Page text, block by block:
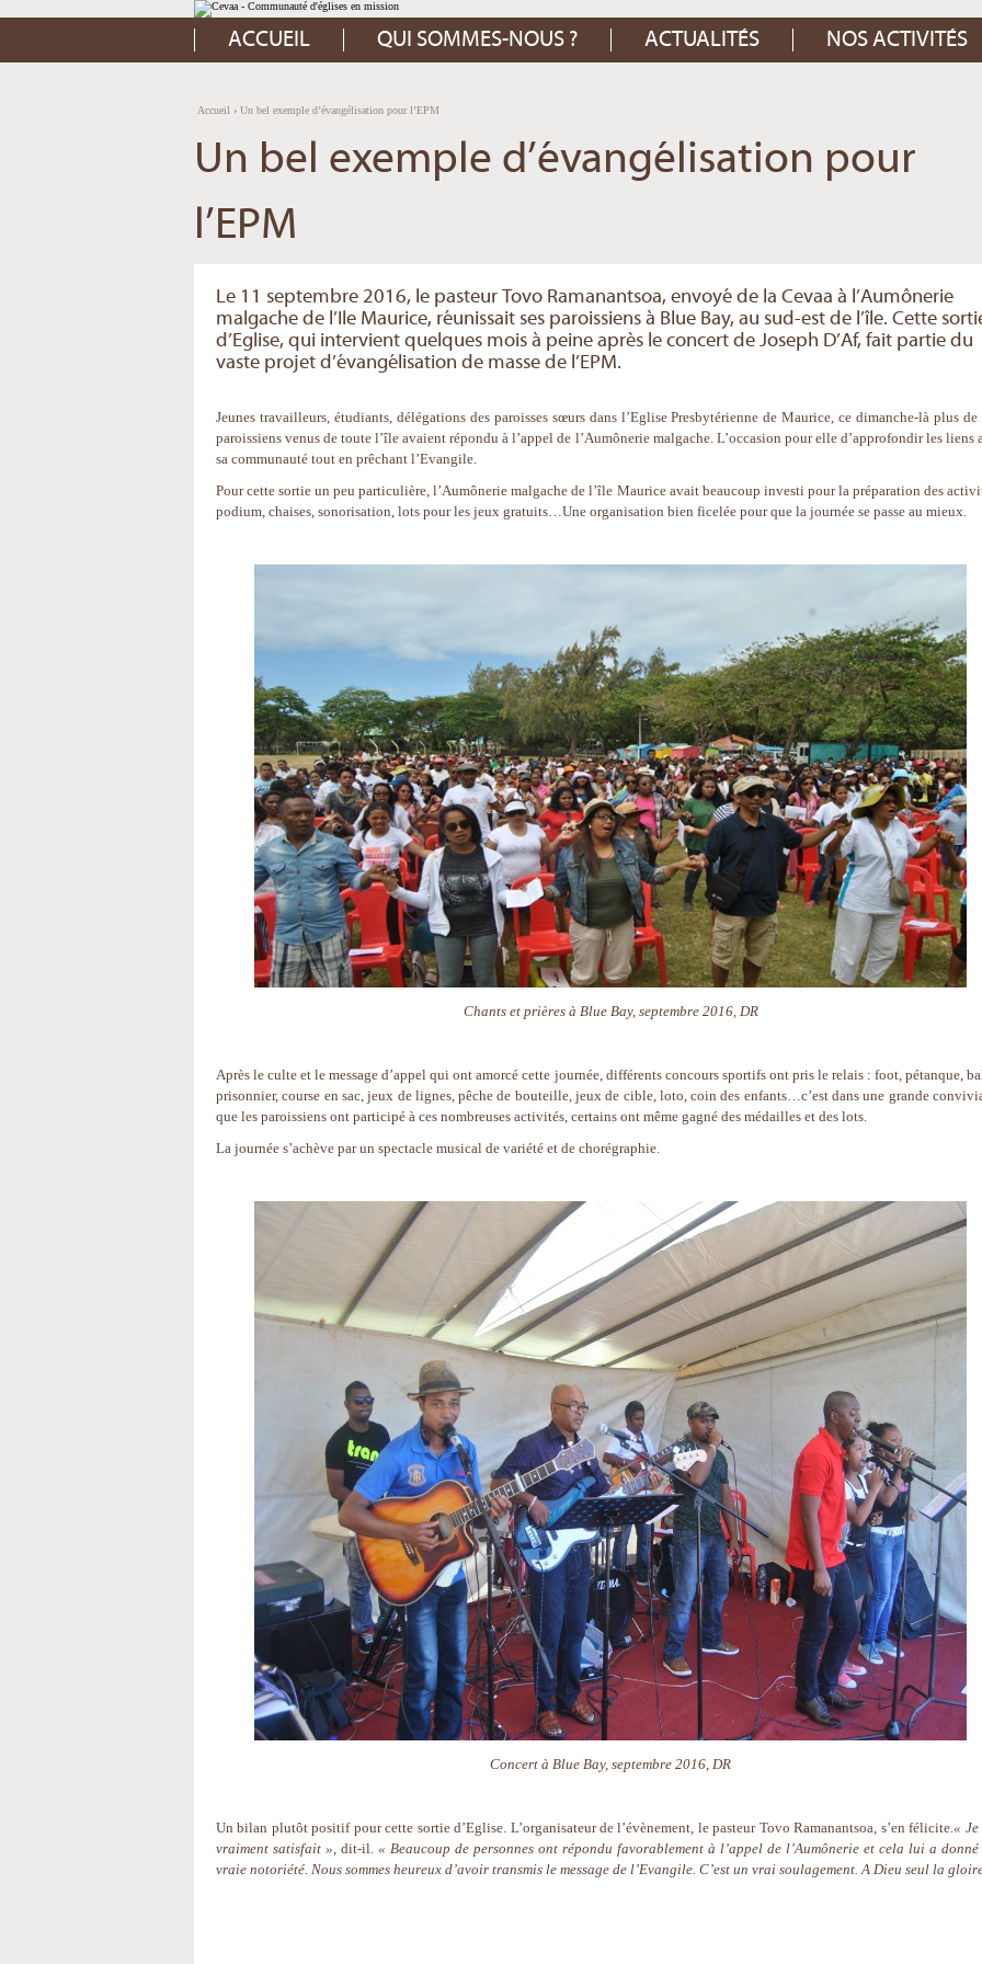
Aller
au
contenu.
Aller
à
Outils
personnels
ACCUEIL QUI SOMMES-NOUS ? ACTUALITÉS NOS ACTIVITÉS
Accueil › Un bel exemple d’évangélisation pour l’EPM
Un bel exemple d’évangélisation pour
l’EPM
Le 11 septembre 2016, le pasteur Tovo Ramanantsoa, envoyé de la Cevaa à l’Aumônerie
malgache de l’Ile Maurice, réunissait ses paroissiens à Blue Bay, au sud-est de l’île. Cette
d’Eglise, qui intervient quelques mois à peine après le concert de Joseph D’Af, fait partie du
vaste projet d’évangélisation de masse de l’EPM.
Jeunes travailleurs, étudiants, délégations des paroisses sœurs dans l’Eglise Presbytérienne de Maurice, ce dimanche-là plus de
paroissiens venus de toute l’île avaient répondu à l’appel de l’Aumônerie malgache. L’occasion pour elle d’approfondir les liens
sa communauté tout en prêchant l’Evangile.
Pour cette sortie un peu particulière, l’Aumônerie malgache de l’île Maurice avait beaucoup investi pour la préparation des
podium, chaises, sonorisation, lots pour les jeux gratuits…Une organisation bien ficelée pour que la journée se passe au mieux.
Chants et prières à Blue Bay, septembre 2016, DR
Après le culte et le message d’appel qui ont amorcé cette journée, différents concours sportifs ont pris le relais : foot, pétanque,
prisonnier, course en sac, jeux de lignes, pêche de bouteille, jeux de cible, loto, coin des enfants…c’est dans une grande
que les paroissiens ont participé à ces nombreuses activités, certains ont même gagné des médailles et des lots.
La journée s’achève par un spectacle musical de variété et de chorégraphie.
Concert à Blue Bay, septembre 2016, DR
Un bilan plutôt positif pour cette sortie d’Eglise. L’organisateur de l’évènement, le pasteur Tovo Ramanantsoa, s’en félicite.« Je
vraiment satisfait », dit-il. « Beaucoup de personnes ont répondu favorablement à l’appel de l’Aumônerie et cela lui a donné
vraie notoriété. Nous sommes heureux d’avoir transmis le message de l’Evangile. C’est un vrai soulagement. A Dieu seul la